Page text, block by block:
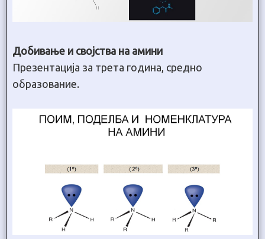
Добивање и својства на амини
Презентација за трета година, средно
образование.